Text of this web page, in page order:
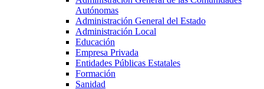
Autónomas
Administración General del Estado
Administración Local
Educación
Empresa Privada
Entidades Públicas Estatales
Formación
Sanidad